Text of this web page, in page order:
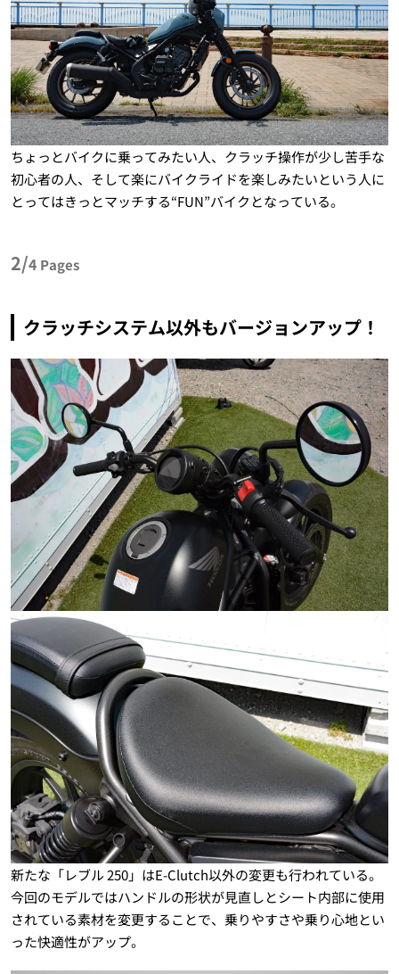
ちょっとバイクに乗ってみたい人、クラッチ操作が少し苦手な
初心者の人、そして楽にバイクライドを楽しみたいという人に
とってはきっとマッチする“FUN”バイクとなっている。
2/4 Pages
クラッチシステム以外もバージョンアップ！
新たな「レブル 250」はE-Clutch以外の変更も行われている。
今回のモデルではハンドルの形状が見直しとシート内部に使用
されている素材を変更することで、乗りやすさや乗り心地とい
った快適性がアップ。